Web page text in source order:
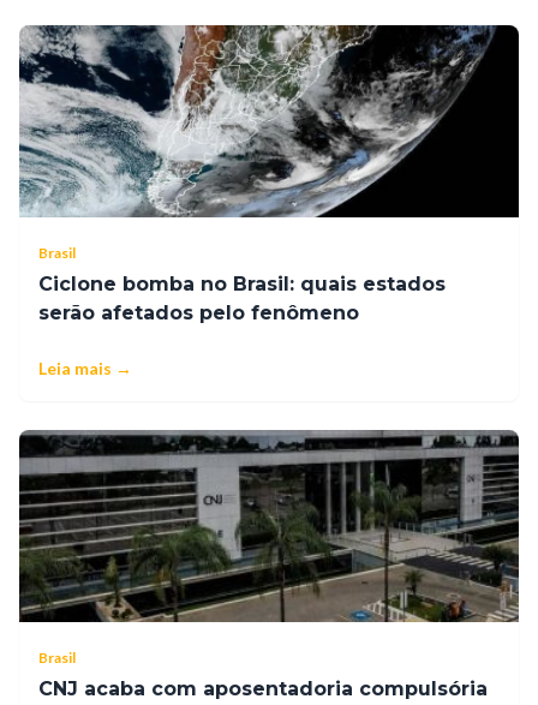
Brasil
Ciclone bomba no Brasil: quais estados
serão afetados pelo fenômeno
Leia mais →
Brasil
CNJ acaba com aposentadoria compulsória